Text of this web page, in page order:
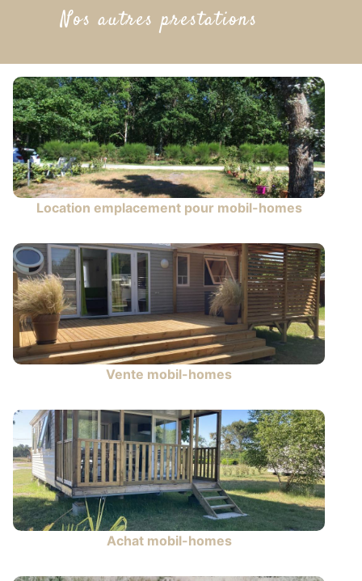
Nos autres prestations
Location emplacement pour mobil-homes
Vente mobil-homes
Achat mobil-homes